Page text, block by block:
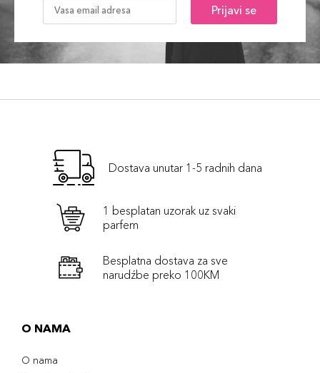
Prijavi se
Dostava unutar 1-5 radnih dana
1 besplatan uzorak uz svaki
parfem
Besplatna dostava za sve
narudźbe preko 100KM
O NAMA
O nama